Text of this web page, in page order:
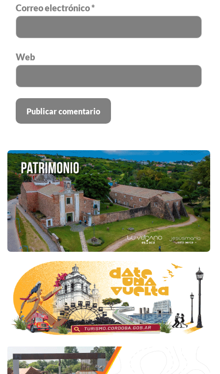
Correo electrónico*
Web